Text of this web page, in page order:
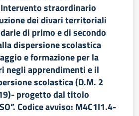
straordinario
dei divari territoriali
di primo e di secondo
dispersione scolastica
e formazione per la
negli apprendimenti e il
scolastica (D.M. 2
progetto dal titolo
Codice avviso: M4C1I1.4-